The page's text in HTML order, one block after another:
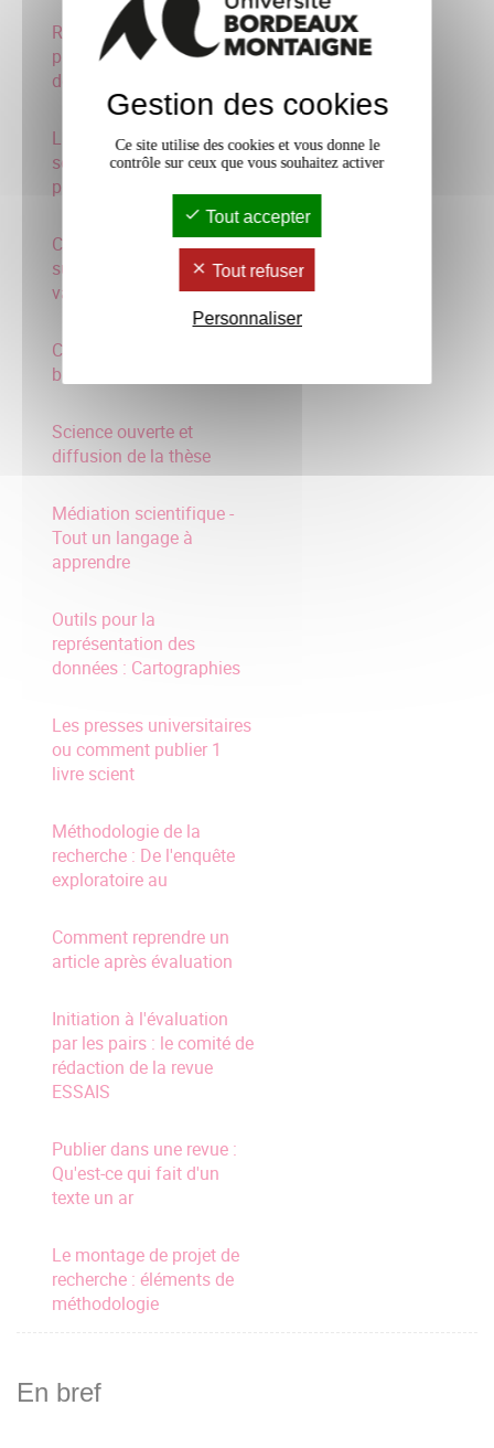
Réaliser des supports de
présentations sous forme
de slides
La photographie
scientifique : enjeux,
pratiques et méthodes
Concevoir une exposition
sur Kakemono pour
valoriser la rech
Création sites web &
blogs de cjhercheurs
Science ouverte et
diffusion de la thèse
Médiation scientifique -
Tout un langage à
apprendre
Outils pour la
représentation des
données : Cartographies
Les presses universitaires
ou comment publier 1
livre scient
Méthodologie de la
recherche : De l'enquête
exploratoire au
Comment reprendre un
article après évaluation
Initiation à l'évaluation
par les pairs : le comité de
rédaction de la revue
ESSAIS
Publier dans une revue :
Qu'est-ce qui fait d'un
texte un ar
Le montage de projet de
recherche : éléments de
méthodologie
En bref
Gestion des cookies
Ce site utilise des cookies et vous donne le
contrôle sur ceux que vous souhaitez activer
Tout accepter
Tout refuser
Personnaliser